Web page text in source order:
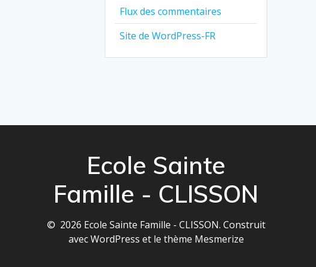
Flux des commentaires
Site de WordPress-FR
Ecole Sainte
Famille - CLISSON
© 2026 Ecole Sainte Famille - CLISSON. Construit
avec WordPress et le thème Mesmerize